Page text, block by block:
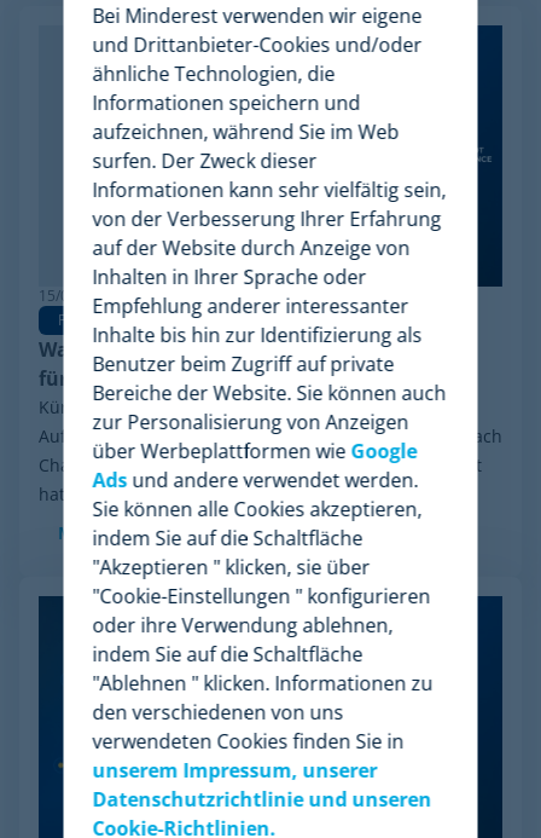
15/06/2026
Pricing Software
Warum Minderest die beste Wiser Alternative
für Pricing Intelligence ist
Kürzlich sorgte eine Entwicklung in der Branche für
Aufsehen: das finanzielle Reorganisationsverfahren nach
Chapter 11, das Wiser Solutions in den USA eingeleitet
hat. Auch wenn diese Maßnahme weder...
Mehr sehen
Bei Minderest verwenden wir eigene
und Drittanbieter-Cookies und/oder
ähnliche Technologien, die
Informationen speichern und
aufzeichnen, während Sie im Web
surfen. Der Zweck dieser
Informationen kann sehr vielfältig sein,
von der Verbesserung Ihrer Erfahrung
auf der Website durch Anzeige von
Inhalten in Ihrer Sprache oder
Empfehlung anderer interessanter
Inhalte bis hin zur Identifizierung als
Benutzer beim Zugriff auf private
Bereiche der Website. Sie können auch
zur Personalisierung von Anzeigen
über Werbeplattformen wie Google
Adsund andere verwendet werden.
Sie können alle Cookies akzeptieren,
indem Sie auf die Schaltfläche
"Akzeptieren " klicken, sie über
"Cookie-Einstellungen " konfigurieren
oder ihre Verwendung ablehnen,
indem Sie auf die Schaltfläche
"Ablehnen " klicken. Informationen zu
den verschiedenen von uns
verwendeten Cookies finden Sie in
unserem Impressum, unserer
Datenschutzrichtlinie und unseren
Cookie-Richtlinien.